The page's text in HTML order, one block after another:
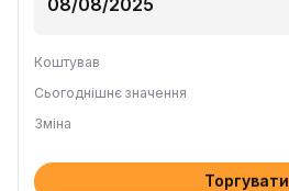
Коштував
Сьогоднішнє значення
Зміна
Торгувати